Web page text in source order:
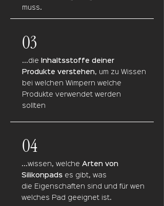
muss.
03
...die
Inhaltsstoffe deiner
Produkte verstehen, um zu Wissen
bei welchen Wimpern welche
Produkte verwendet werden
sollten
04
...wissen, welche Arten von
Silikonpads es gibt, was
die Eigenschaften sind und für wen
welches Pad geeignet ist.